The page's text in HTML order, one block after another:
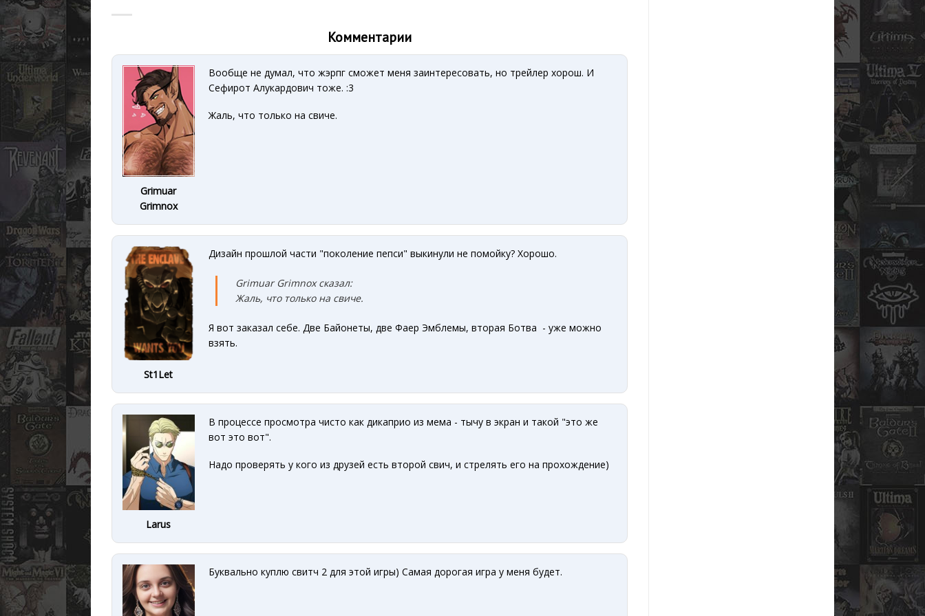
Комментарии
Grimuar
Grimnox
Вообще не думал, что жэрпг сможет меня заинтересовать, но трейлер хорош. И
Сефирот Алукардович тоже. :3
Жаль, что только на свиче.
St1Let
Дизайн прошлой части "поколение пепси" выкинули не помойку? Хорошо.
Grimuar Grimnox сказал:
Жаль, что только на свиче.
Я вот заказал себе. Две Байонеты, две Фаер Эмблемы, вторая Ботва - уже можно
взять.
Larus
В процессе просмотра чисто как дикаприо из мема - тычу в экран и такой "это же
вот это вот".
Надо проверять у кого из друзей есть второй свич, и стрелять его на прохождение)
Буквально куплю свитч 2 для этой игры) Самая дорогая игра у меня будет.